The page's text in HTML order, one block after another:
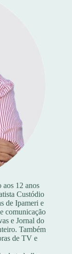
12 anos
Custódio
de Ipameri e
comunicação
e Jornal do
Também
de TV e